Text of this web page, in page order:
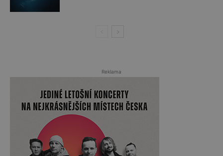
Reklama